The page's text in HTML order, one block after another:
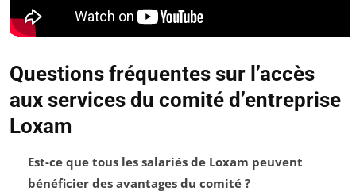
Questions fréquentes sur l’accès
aux services du comité d’entreprise
Loxam
Est-ce que tous les salariés de Loxam peuvent
bénéficier des avantages du comité ?